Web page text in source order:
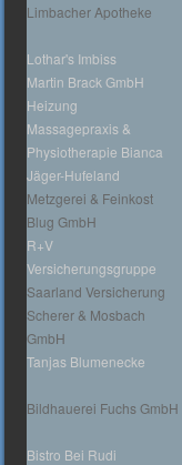
Limbacher Apotheke
Lothar's Imbiss
Martin Brack GmbH
Heizung
Massagepraxis &
Physiotherapie Bianca
Jäger-Hufeland
Metzgerei & Feinkost
Blug GmbH
R+V
Versicherungsgruppe
Saarland Versicherung
Scherer & Mosbach
GmbH
Tanjas Blumenecke
Bildhauerei Fuchs GmbH
Bistro Bei Rudi